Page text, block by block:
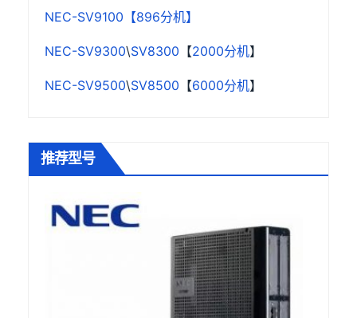
NEC-SV9100【896分机】
NEC-SV9300\SV8300 【2000分机】
NEC-SV9500\SV8500 【6000分机】
推荐型号